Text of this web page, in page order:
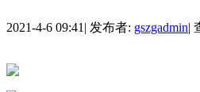
2021-4-6 09:41 | 发布者: gszgadmin|